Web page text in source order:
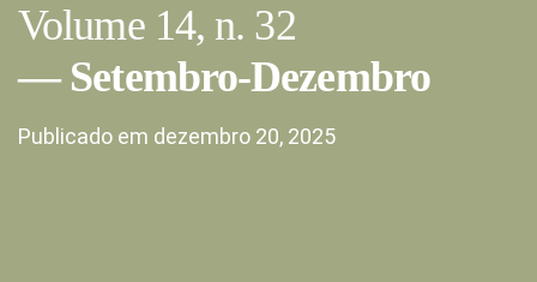
Volume 14, n. 32
Setembro-Dezembro
Publicado em dezembro 20, 2025